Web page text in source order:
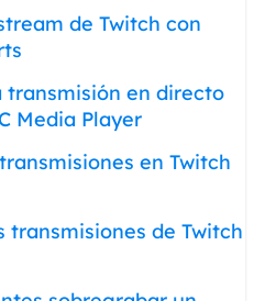
de Twitch con
transmisión en directo
Media Player
en Twitch
transmisiones de Twitch